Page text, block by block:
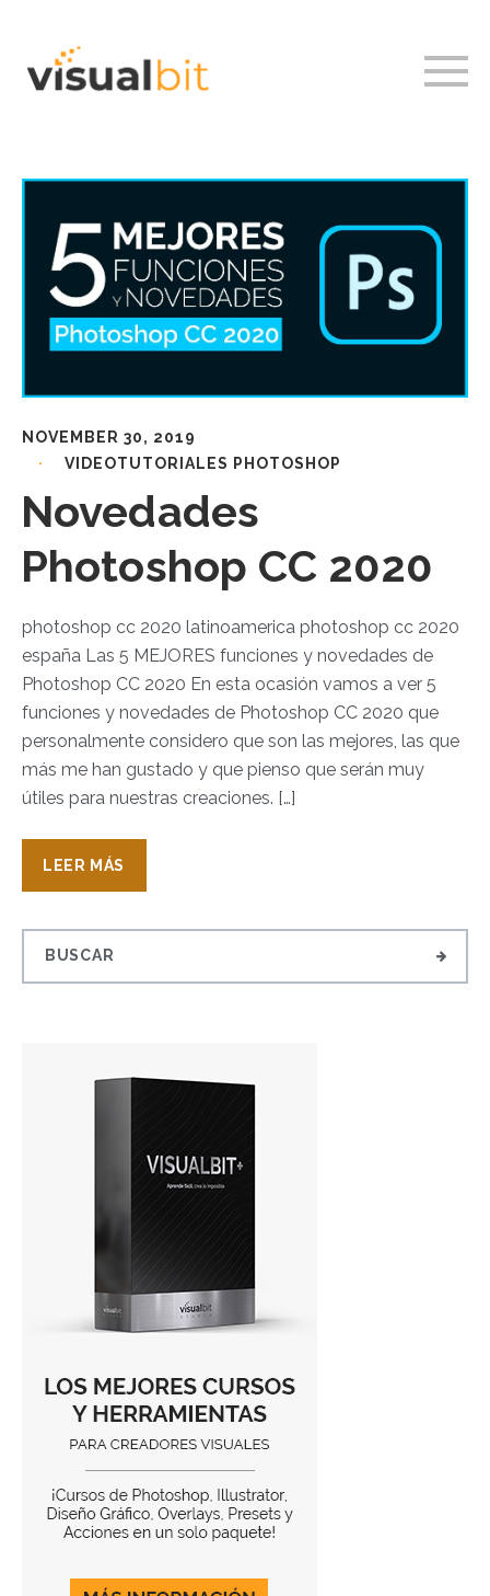
NOVEMBER 30, 2019
VIDEOTUTORIALES PHOTOSHOP
Novedades
Photoshop CC 2020
photoshop cc 2020 latinoamerica photoshop cc 2020
españa Las 5 MEJORES funciones y novedades de
Photoshop CC 2020 En esta ocasión vamos a ver 5
funciones y novedades de Photoshop CC 2020 que
personalmente considero que son las mejores, las que
más me han gustado y que pienso que serán muy
útiles para nuestras creaciones. […]
LEER MÁS